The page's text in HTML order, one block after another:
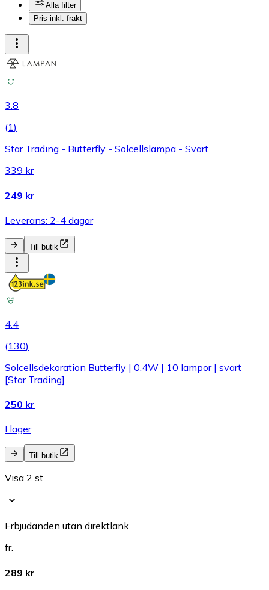
Alla filter
Pris inkl. frakt
3.8
(1)
Star Trading - Butterfly - Solcellslampa - Svart
339 kr
249 kr
Leverans: 2-4 dagar
Till butik
4.4
(130)
Solcellsdekoration Butterfly | 0.4W | 10 lampor | svart
[Star Trading]
250 kr
I lager
Till butik
Visa 2 st
Erbjudanden utan direktlänk
fr.
289 kr